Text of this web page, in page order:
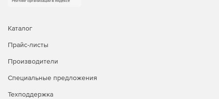
высокопроизводительных хранилищ первого порядка
серверы.
Удобный проводник архивных хранилищ поможет
как отдельных файлов из резервного образа, так и
целых машин.
Каталог
Прайс-листы
Производители
Специальные предложения
Техподдержка